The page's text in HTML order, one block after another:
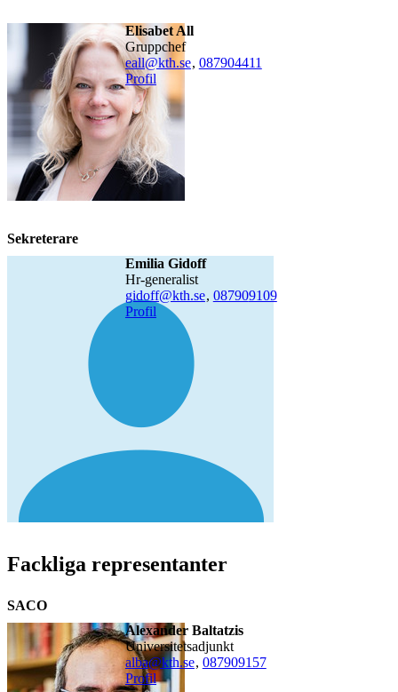
Elisabet All
gruppchef
eall@kth.se, 087904411
Profil
Sekreterare
Emilia Gidoff
hr-generalist
gidoff@kth.se, 087909109
Profil
Fackliga representanter
SACO
Alexander Baltatzis
universitetsadjunkt
alba@kth.se, 087909157
Profil